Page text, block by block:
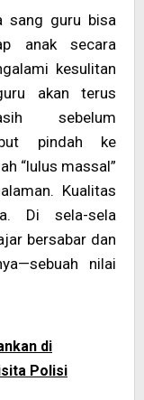
sang guru bisa
anak secara
kesulitan
akan terus
sebelum
pindah ke
“lulus massal”
Kualitas
Di sela-sela
bersabar dan
nilai
di
Polisi